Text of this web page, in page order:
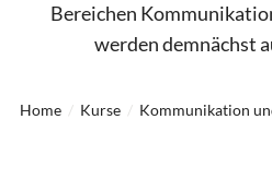
Home Kurse Kommunikation
Bereichen
werden demnächst